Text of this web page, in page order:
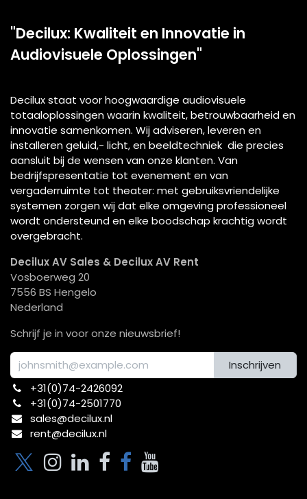
"Decilux: Kwaliteit en Innovatie in
Audiovisuele Oplossingen"
Decilux staat voor hoogwaardige audiovisuele
totaaloplossingen waarin kwaliteit, betrouwbaarheid en
innovatie samenkomen. Wij adviseren, leveren en
installeren geluid,- licht, en beeldtechniek die precies
aansluit bij de wensen van onze klanten. Van
bedrijfspresentatie tot evenement en van
vergaderruimte tot theater: met gebruiksvriendelijke
systemen zorgen wij dat elke omgeving professioneel
wordt ondersteund en elke boodschap krachtig wordt
overgebracht.
Decilux AV Sales & Decilux AV Rent
Vosboerweg 20
7556 BS Hengelo
Nederland
Schrijf je in voor onze nieuwsbrief!
Inschrijven
+31(0)74-2426092​
+31(0)74-2501770
sales@decilux.nl
rent@decilux.nl